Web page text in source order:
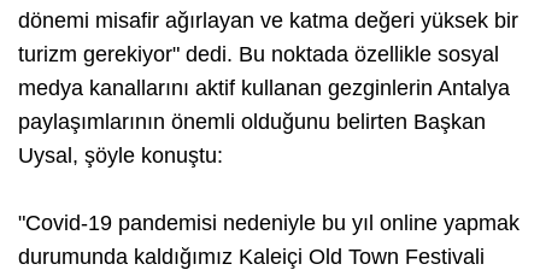
dönemi misafir ağırlayan ve katma değeri yüksek bir
turizm gerekiyor" dedi. Bu noktada özellikle sosyal
medya kanallarını aktif kullanan gezginlerin Antalya
paylaşımlarının önemli olduğunu belirten Başkan
Uysal, şöyle konuştu:
"Covid-19 pandemisi nedeniyle bu yıl online yapmak
durumunda kaldığımız Kaleiçi Old Town Festivali